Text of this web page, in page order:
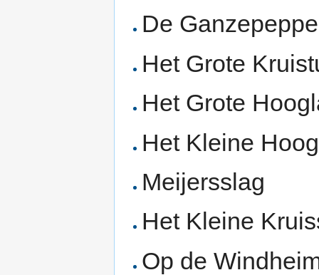
De
Het Grote
Het Grote
Het Kleine
Meijersslag
Het Kleine
Op de